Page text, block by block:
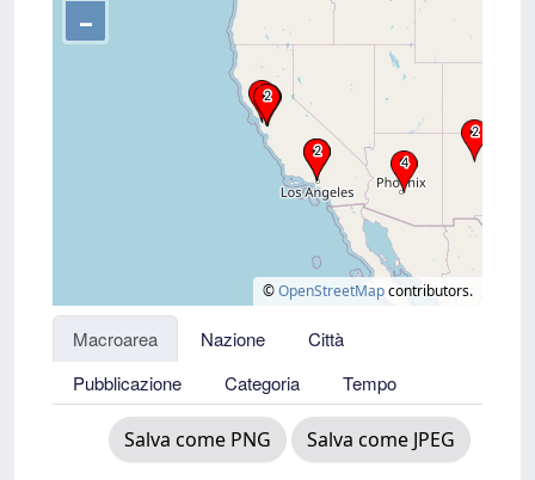
–
©OpenStreetMapcontributors.
Macroarea Nazione
Città
Pubblicazione
Categoria Tempo
Salva come PNG Salva come JPEG